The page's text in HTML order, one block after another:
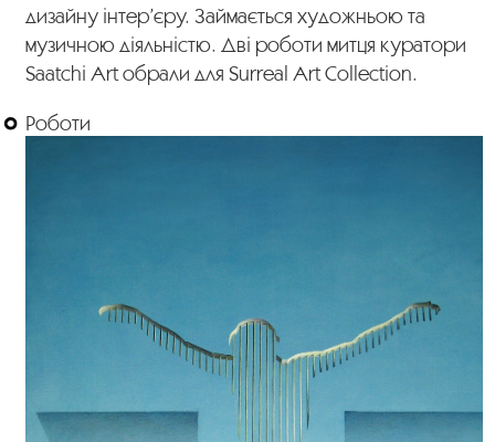
дизайну інтер’єру. Займається художньою та
музичною діяльністю. Дві роботи митця куратори
Saatchi Art обрали для Surreal Art Collection.
Роботи